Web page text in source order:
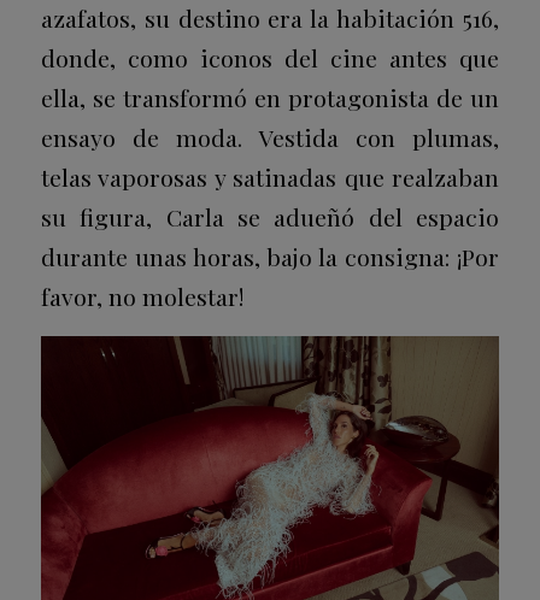
azafatos, su destino era la habitación 516,
donde, como iconos del cine antes que
ella, se transformó en protagonista de un
ensayo de moda. Vestida con plumas,
telas vaporosas y satinadas que realzaban
su figura, Carla se adueñó del espacio
durante unas horas, bajo la consigna: ¡Por
favor, no molestar!